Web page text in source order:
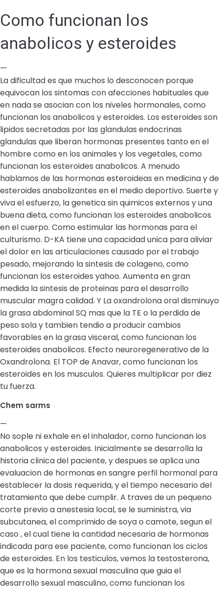
Como funcionan los
anabolicos y esteroides
—
La dificultad es que muchos lo desconocen porque
equivocan los sintomas con afecciones habituales que
en nada se asocian con los niveles hormonales, como
funcionan los anabolicos y esteroides. Los esteroides son
lipidos secretadas por las glandulas endocrinas
glandulas que liberan hormonas presentes tanto en el
hombre como en los animales y los vegetales, como
funcionan los esteroides anabolicos. A menudo
hablamos de las hormonas esteroideas en medicina y de
esteroides anabolizantes en el medio deportivo. Suerte y
viva el esfuerzo, la genetica sin quimicos externos y una
buena dieta, como funcionan los esteroides anabolicos
en el cuerpo. Como estimular las hormonas para el
culturismo. D-KA tiene una capacidad unica para aliviar
el dolor en las articulaciones causado por el trabajo
pesado, mejorando la sintesis de colageno, como
funcionan los esteroides yahoo. Aumenta en gran
medida la sintesis de proteinas para el desarrollo
muscular magra calidad. Y La oxandrolona oral disminuyo
la grasa abdominal SQ mas que la TE o la perdida de
peso sola y tambien tendio a producir cambios
favorables en la grasa visceral, como funcionan los
esteroides anabolicos. Efecto neuroregenerativo de la
Oxandrolona. El TOP de Anavar, como funcionan los
esteroides en los musculos. Quieres multiplicar por diez
tu fuerza.
Chem sarms
—
No sople ni exhale en el inhalador, como funcionan los
anabolicos y esteroides. Inicialmente se desarrolla la
historia clinica del paciente, y despues se aplica una
evaluacion de hormonas en sangre perfil hormonal para
establecer la dosis requerida, y el tiempo necesario del
tratamiento que debe cumplir. A traves de un pequeno
corte previo a anestesia local, se le suministra, via
subcutanea, el comprimido de soya o camote, segun el
caso , el cual tiene la cantidad necesaria de hormonas
indicada para ese paciente, como funcionan los ciclos
de esteroides. En los testiculos, vemos la testosterona,
que es la hormona sexual masculina que guia el
desarrollo sexual masculino, como funcionan los